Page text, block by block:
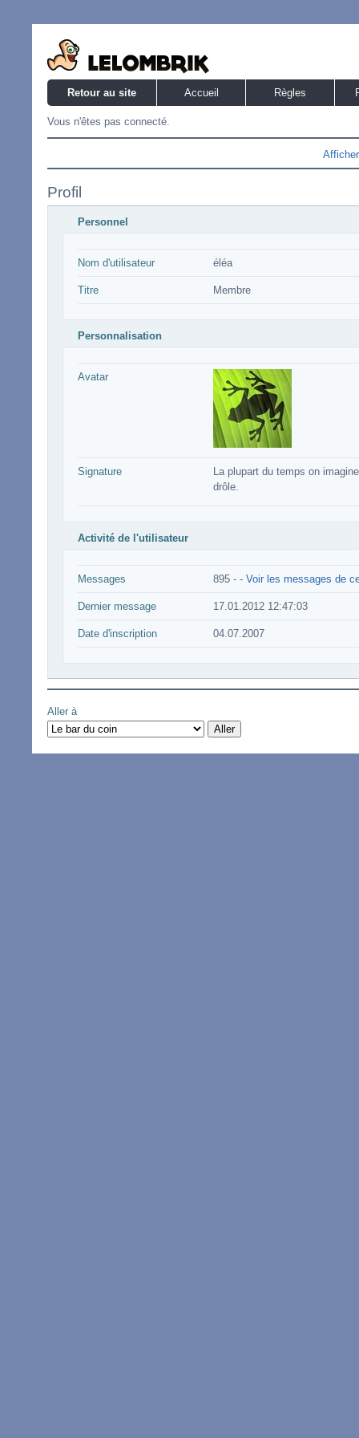
Retour au site Accueil Règles
Vous n'êtes pas connecté.
Profil
Personnel
Nom d'utilisateur éléa
Titre Membre
Personnalisation
Avatar
Signature
La plupart du temps on
drôle.
Activité de l'utilisateur
Messages 895 - - Voir les messages de
Dernier message 17.01.2012 12:47:03
Date d'inscription 04.07.2007
Aller à